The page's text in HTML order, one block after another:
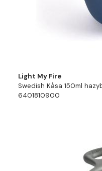
Light My Fire
Swedish Kåsa 150ml
6401810900